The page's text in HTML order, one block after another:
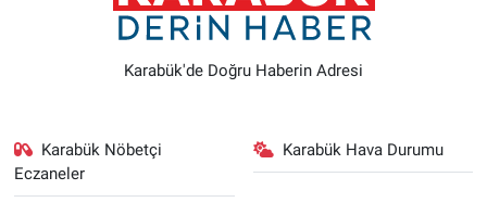
Karabük'de Doğru Haberin Adresi
Karabük Nöbetçi
Eczaneler
Karabük Hava Durumu